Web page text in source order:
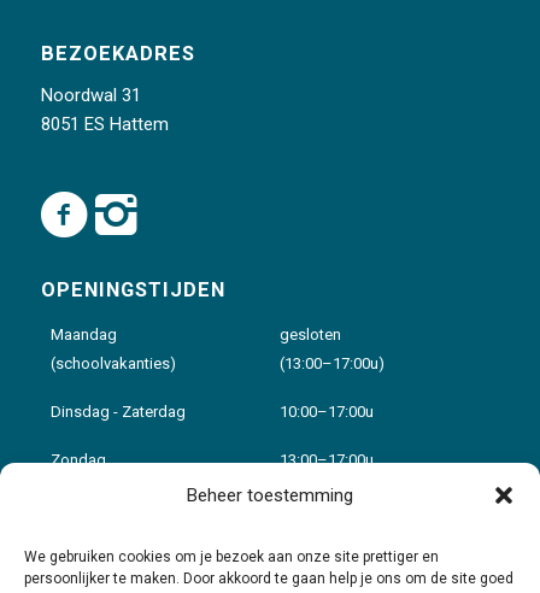
Beheer toestemming
We gebruiken cookies om je bezoek aan onze site prettiger en
persoonlijker te maken. Door akkoord te gaan help je ons om de site goed
BEZOEKADRES
Noordwal 31
8051 ES Hattem
OPENINGSTIJDEN
Maandag
(schoolvakanties)
gesloten
(13:00–17:00u)
Dinsdag - Zaterdag 10:00–17:00u
Zondag 13:00–17:00u
Openingstijden